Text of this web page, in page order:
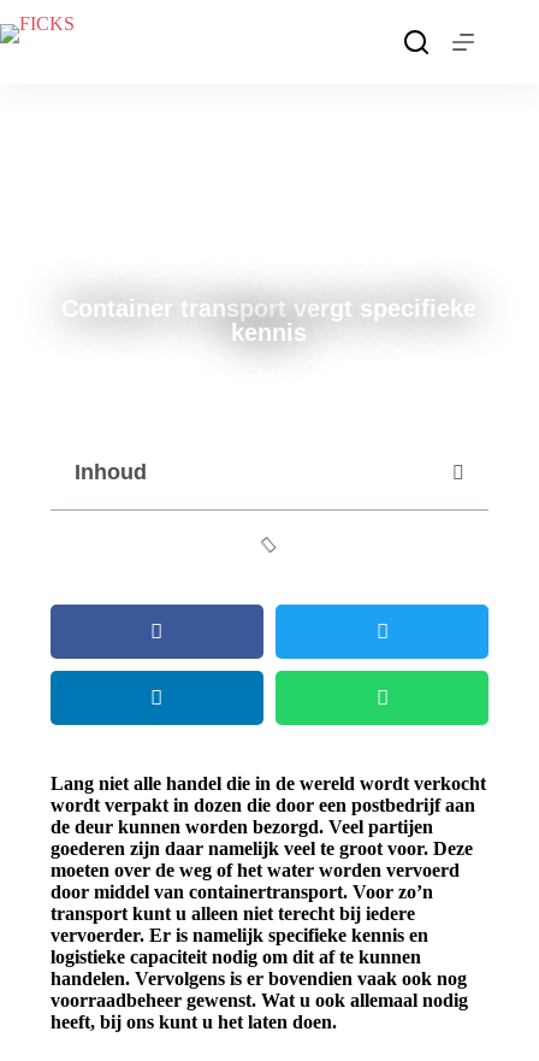
Container transport vergt specifieke
kennis
Inhoud
Lang niet alle handel die in de wereld wordt verkocht
wordt verpakt in dozen die door een postbedrijf aan
de deur kunnen worden bezorgd. Veel partijen
goederen zijn daar namelijk veel te groot voor. Deze
moeten over de weg of het water worden vervoerd
door middel van containertransport. Voor zo’n
transport kunt u alleen niet terecht bij iedere
vervoerder. Er is namelijk specifieke kennis en
logistieke capaciteit nodig om dit af te kunnen
handelen. Vervolgens is er bovendien vaak ook nog
voorraadbeheer gewenst. Wat u ook allemaal nodig
heeft, bij ons kunt u het laten doen.